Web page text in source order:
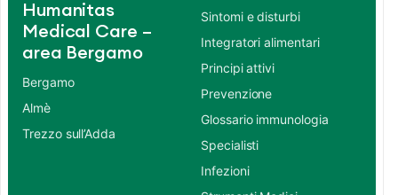
Humanitas
Medical Care –
area Bergamo
Bergamo
Almè
Trezzo sull’Adda
Sintomi e disturbi
Integratori alimentari
Principi attivi
Prevenzione
Glossario immunologia
Specialisti
Infezioni